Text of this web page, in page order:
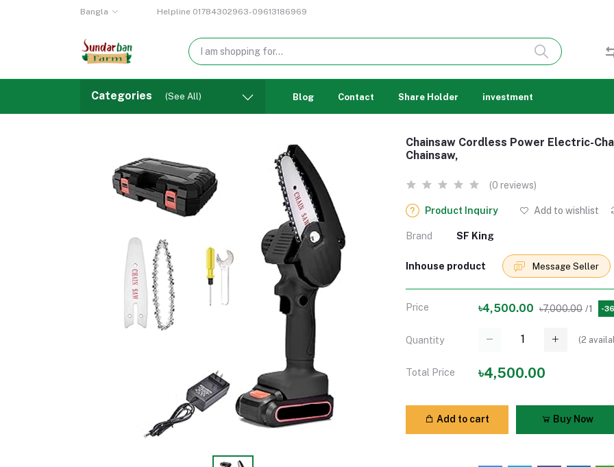
Bangla Helpline 01784302963-09613186969
Categories (See All) Blog Contact Share Holder investment
Chainsaw Cordless Power Electric-
Chainsaw,
(0 reviews)
Product Inquiry Add to wishlist
Brand SF King
Inhouse product Message Seller
Price ৳4,500.00 ৳7,000.00 /1 -
Quantity (2
Total Price ৳4,500.00
Add to cart Buy Now